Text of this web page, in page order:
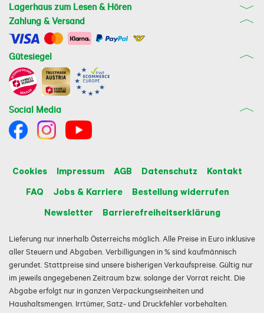
Lagerhaus zum Lesen & Hören
Zahlung & Versand
Gütesiegel
Social Media
Cookies Impressum AGB Datenschutz
Kontakt
FAQ
Jobs & Karriere
Bestellung widerrufen
Newsletter
Barrierefreiheitserklärung
Lieferung nur innerhalb Österreichs möglich. Alle Preise in Euro inklusive
aller Steuern und Abgaben. Verbilligungen in % sind kaufmännisch
gerundet. Stattpreise sind unsere bisherigen Verkaufspreise. Gültig nur
im jeweils angegebenen Zeitraum bzw. solange der Vorrat reicht. Die
Abgabe erfolgt nur in ganzen Verpackungseinheiten und
Haushaltsmengen. Irrtümer, Satz- und Druckfehler vorbehalten.